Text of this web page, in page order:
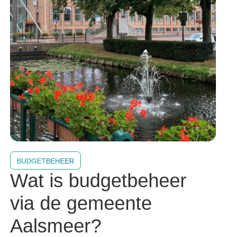
BUDGETBEHEER
Wat is budgetbeheer
via de gemeente
Aalsmeer?